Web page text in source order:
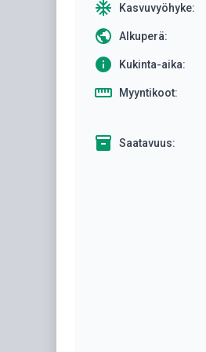
ac_unit Kasvuvyöhyke:
public Alkuperä:
info Kukinta-aika:
straighten Myyntikoot:
inventory Saatavuus: